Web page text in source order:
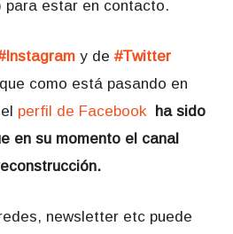
para estar en contacto.
y de #Twitter
como está pasando en
perfil de Facebookha sido
en su momento el canal
newsletter etc puede